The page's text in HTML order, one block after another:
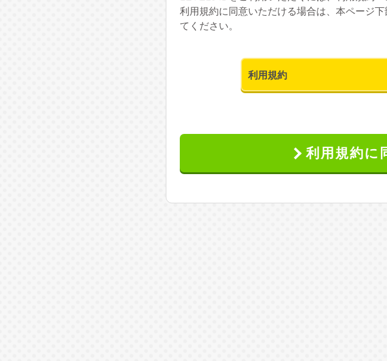
利用規約に同意いただける場合は、本ページ
てください。
利用規約
利用規約に